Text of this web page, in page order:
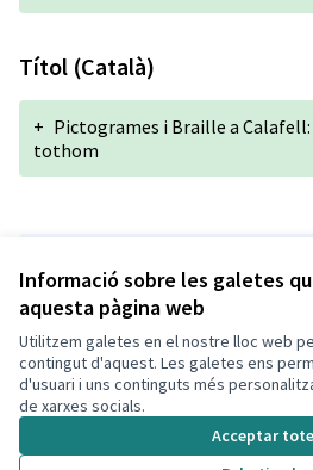
Informació sobre les galetes
aquesta pàgina web
Utilitzem galetes en el nostre lloc web
contingut d'aquest. Les galetes ens
d'usuari i uns continguts més
de xarxes socials.
Acceptar
Títol (Català)
+ Pictogrames i Braille a Calafell:
tothom
Termes i condicions d'ús
Configuració de les galetes
Decidim Calafell a X
(Enllaç extern)
Decidim Calafell a Facebook
Decidim Calafell a YouTube
Decidim Calafell a GitHub
(Enllaç extern)